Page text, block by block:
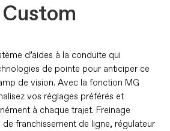
d’aides à la conduite qui
de pointe pour anticiper ce
de vision. Avec la fonction MG
vos réglages préférés et
à chaque trajet. Freinage
de franchissement de ligne, régulateur